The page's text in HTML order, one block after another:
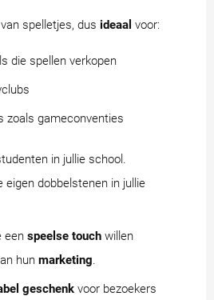
spelletjes, dus ideaal voor:
die spellen verkopen
zoals gameconventies
in jullie school.
eigen dobbelstenen in jullie
een speelse touch willen
hun marketing.
geschenk voor bezoekers